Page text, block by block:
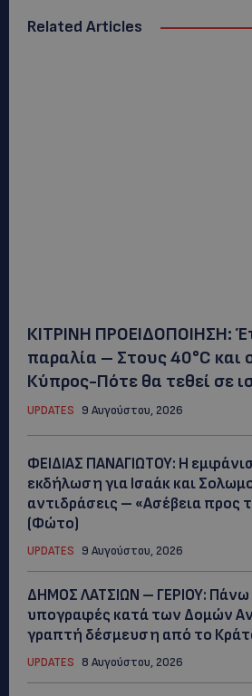
Related Articles
ΚΙΤΡΙΝΗ ΠΡΟΕΙΔΟΠΟΙΗΣΗ:
παραλία – Στους 40°C και
Κύπρος-Πότε θα τεθεί σε
UPDATES 9 Αυγούστου, 2026
ΦΕΙΔΙΑΣ ΠΑΝΑΓΙΩΤΟΥ: Η
εκδήλωση για Ισαάκ και
αντιδράσεις – «Ασέβεια προς
(Φώτο)
UPDATES 9 Αυγούστου, 2026
ΔΗΜΟΣ ΛΑΤΣΙΩΝ – ΓΕΡΙΟΥ:
υπογραφές κατά των Δομών
γραπτή δέσμευση από το
UPDATES 8 Αυγούστου, 2026